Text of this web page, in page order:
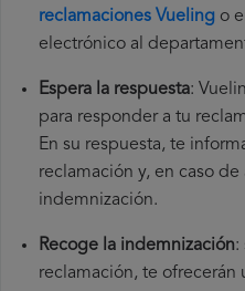
reclamaciones Vueling o
electrónico al
Espera la respuesta:
para responder a tu
En su respuesta, te
reclamación y, en caso
indemnización.
Recoge la indemnización:
reclamación, te ofrecerán